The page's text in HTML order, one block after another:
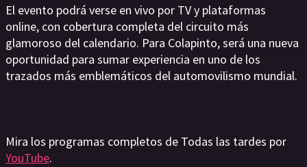
El evento podrá verse en vivo por TV y plataformas
online, con cobertura completa del circuito más
glamoroso del calendario. Para Colapinto, será una nueva
oportunidad para sumar experiencia en uno de los
trazados más emblemáticos del automovilismo mundial.
Mira los programas completos de Todas las tardes por
YouTube.